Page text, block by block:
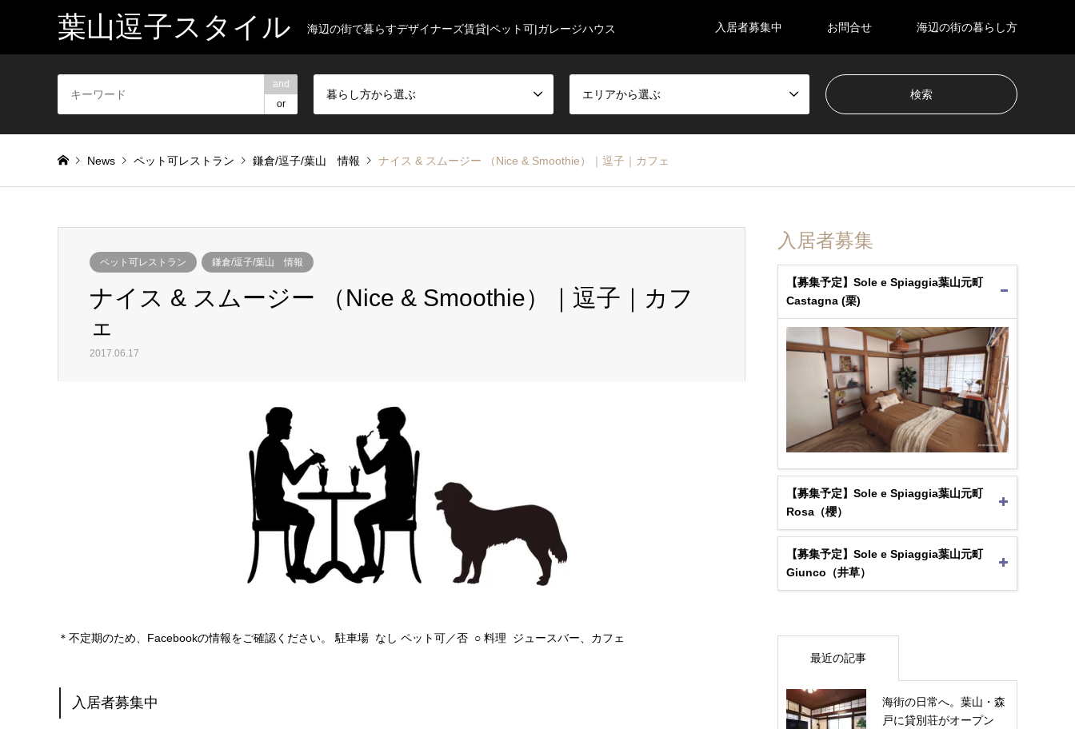
葉山逗子スタイル 海辺の街で暮らすデザイナーズ賃貸|ペット可|ガレージハウス 入居者募集中 お問合せ 海辺の街の暮らし方
and
or
暮らし方から選ぶ エリアから選ぶ
News ペット可レストラン 鎌倉/逗子/葉山 情報 ナイス & スムージー （Nice & Smoothie）｜逗子｜カフェ
ペット可レストラン 鎌倉/逗子/葉山 情報
ナイス & スムージー （Nice & Smoothie）｜逗子｜カフ
ェ
2017.06.17
＊不定期のため、Facebookの情報をご確認ください。 駐車場 なし ペット可／否 ○ 料理 ジュースバー、カフェ
入居者募集中
入居者募集
【募集予定】Sole e Spiaggia葉山元町
Castagna (栗)
【募集予定】Sole e Spiaggia葉山元町
Rosa（櫻）
【募集予定】Sole e Spiaggia葉山元町
Giunco（井草）
最近の記事
海街の日常へ。葉山・森
戸に貸別荘がオープン